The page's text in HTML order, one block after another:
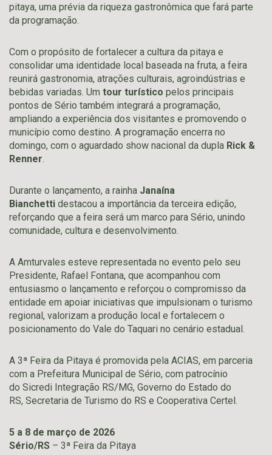
pitaya, uma prévia da riqueza gastronômica que fará parte
da programação.
Com o propósito de fortalecer a cultura da pitaya e
consolidar uma identidade local baseada na fruta, a feira
reunirá gastronomia, atrações culturais, agroindústrias e
bebidas variadas. Um tour turístico pelos principais
pontos de Sério também integrará a programação,
ampliando a experiência dos visitantes e promovendo o
município como destino. A programação encerra no
domingo, com o aguardado show nacional da dupla Rick &
Renner.
Durante o lançamento, a rainha Janaína
Bianchetti destacou a importância da terceira edição,
reforçando que a feira será um marco para Sério, unindo
comunidade, cultura e desenvolvimento.
A Amturvales esteve representada no evento pelo seu
Presidente, Rafael Fontana, que acompanhou com
entusiasmo o lançamento e reforçou o compromisso da
entidade em apoiar iniciativas que impulsionam o turismo
regional, valorizam a produção local e fortalecem o
posicionamento do Vale do Taquari no cenário estadual.
A 3ª Feira da Pitaya é promovida pela ACIAS, em parceria
com a Prefeitura Municipal de Sério, com patrocínio
do Sicredi Integração RS/MG, Governo do Estado do
RS, Secretaria de Turismo do RS e Cooperativa Certel.
5 a 8 de março de 2026
Sério/RS – 3ª Feira da Pitaya